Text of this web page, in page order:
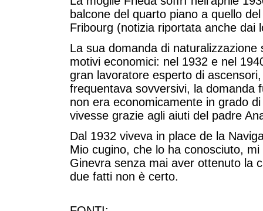
balcone del quarto piano a quello
Fribourg (notizia riportata anche dai
La sua domanda di
motivi economici: nel 1932 e nel
gran lavoratore esperto di
frequentava sovversivi, la domanda
non era economicamente in grado
vivesse grazie agli aiuti del padre
Dal 1932 viveva in place de la
Mio cugino, che lo ha conosciuto,
Ginevra senza mai aver ottenuto la
due fatti non è certo.